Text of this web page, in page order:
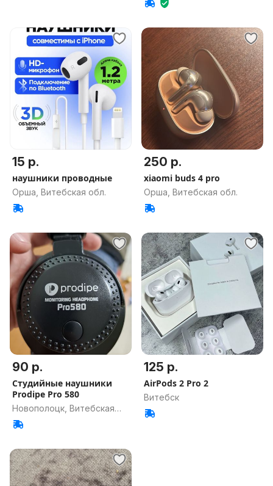
15 р.
наушники проводные
Орша, Витебская обл.
250 р.
xiaomi buds 4 pro
Орша, Витебская обл.
90 р.
Студийные наушники
Prodipe Pro 580
Новополоцк, Витебская
обл.
125 р.
AirPods 2 Pro 2
Витебск